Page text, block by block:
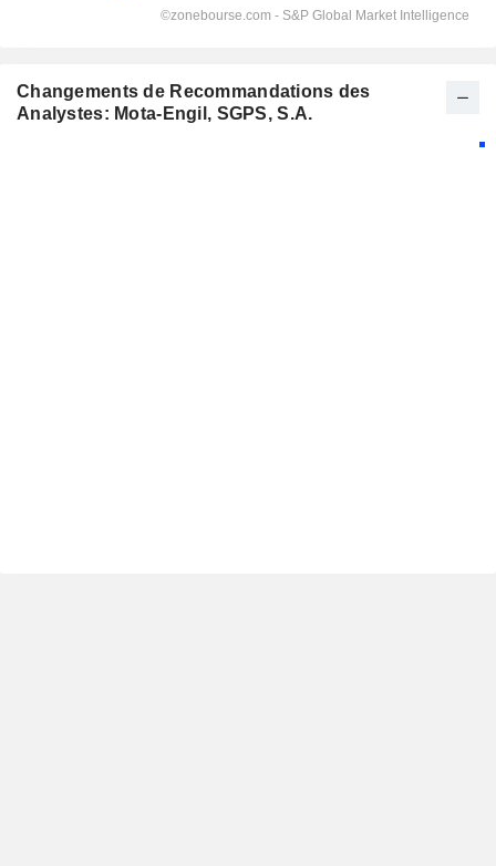
Changements de Recommandations des
Analystes: Mota-Engil, SGPS, S.A.